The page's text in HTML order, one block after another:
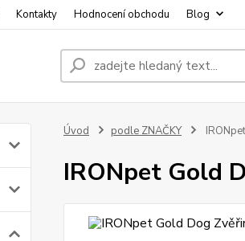
Kontakty Hodnocení obchodu Blog
Úvod podle ZNAČKY
IRONpet Gold